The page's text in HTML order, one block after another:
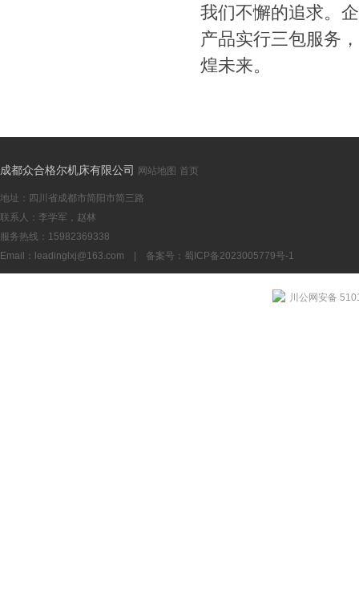
我们不懈的追求。
产品实行三包服务
煌未来。
成都众合格尔机床有限公司 网站地图 首页
地址：四川省成都市简阳市简三路
联系人：李学军，赵林
服务热线：15982369338
Email： leadinglxj@163.com 备案号：蜀ICP备2023005779号-1
川公网安备